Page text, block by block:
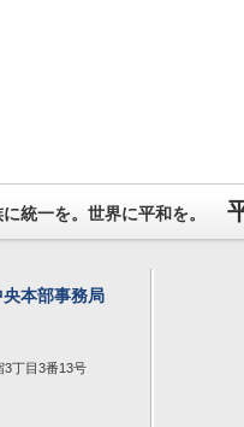
統一を。世界に平和を。
本部事務局
3丁目3番13号